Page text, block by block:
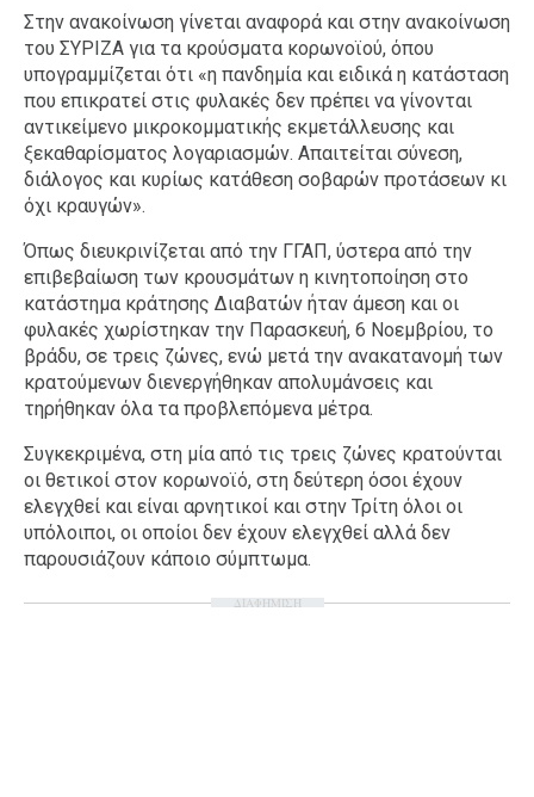
Στην ανακοίνωση γίνεται αναφορά και στην ανακοίνωση
του ΣΥΡΙΖΑ για τα κρούσματα κορωνοϊού, όπου
υπογραμμίζεται ότι «η πανδημία και ειδικά η κατάσταση
που επικρατεί στις φυλακές δεν πρέπει να γίνονται
αντικείμενο μικροκομματικής εκμετάλλευσης και
ξεκαθαρίσματος λογαριασμών. Απαιτείται σύνεση,
διάλογος και κυρίως κατάθεση σοβαρών προτάσεων κι
όχι κραυγών».
Όπως διευκρινίζεται από την ΓΓΑΠ, ύστερα από την
επιβεβαίωση των κρουσμάτων η κινητοποίηση στο
κατάστημα κράτησης Διαβατών ήταν άμεση και οι
φυλακές χωρίστηκαν την Παρασκευή, 6 Νοεμβρίου, το
βράδυ, σε τρεις ζώνες, ενώ μετά την ανακατανομή των
κρατούμενων διενεργήθηκαν απολυμάνσεις και
τηρήθηκαν όλα τα προβλεπόμενα μέτρα.
Συγκεκριμένα, στη μία από τις τρεις ζώνες κρατούνται
οι θετικοί στον κορωνοϊό, στη δεύτερη όσοι έχουν
ελεγχθεί και είναι αρνητικοί και στην Τρίτη όλοι οι
υπόλοιποι, οι οποίοι δεν έχουν ελεγχθεί αλλά δεν
παρουσιάζουν κάποιο σύμπτωμα.
ΔΙΑΦΗΜΙΣΗ